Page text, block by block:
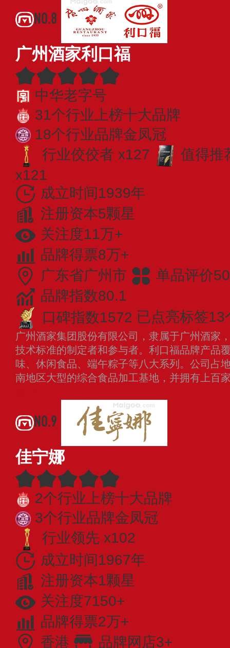
NO.8
广州酒家利口福
中华老字号
31个行业上榜十大品牌
18个行业品牌金凤冠
行业佼佼者 x127
值得推
x121
成立时间1939年
注册资本5颗星
关注度11万+
品牌得票8万+
广东省广州市
单品评价
品牌指数80.1
口碑指数1572 已点亮标签13
广州酒家集团股份有限公司，隶属于广州酒家
技术标准的制定者和参与者。利口福品牌产品
味、休闲食品、端午粽子等八大系列。公司占
南地区大型的综合食品加工基地，并拥有上百
NO.9
佳宁娜
2个行业上榜十大品牌
3个行业品牌金凤冠
行业领先 x102
成立时间1967年
注册资本1颗星
关注度7150+
品牌得票2万+
香港
品牌网店3+